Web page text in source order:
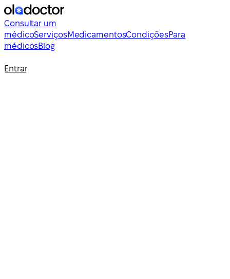
Consultar um
médicoServiçosMedicamentosCondiçõesPara
médicosBlog
Entrar